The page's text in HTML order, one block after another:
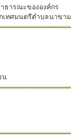
ธารณะขององค์กร
เทศมนตรีตำบลนาขาม
น